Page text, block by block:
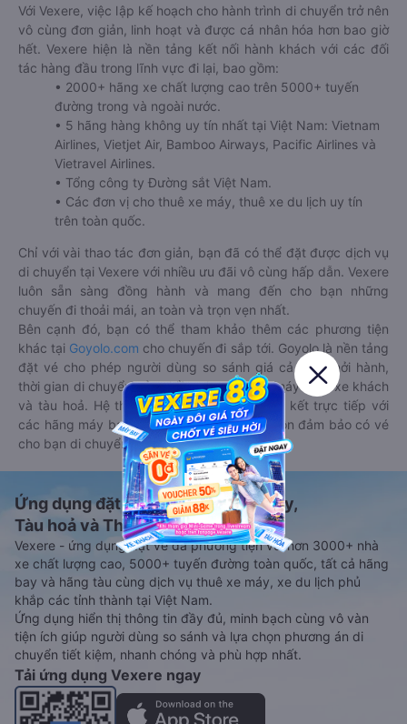
Với Vexere, việc lập kế hoạch cho hành trình di chuyển trở nên
vô cùng đơn giản, linh hoạt và được cá nhân hóa hơn bao giờ
hết. Vexere hiện là nền tảng kết nối hành khách với các đối
tác hàng đầu trong lĩnh vực đi lại, bao gồm:
• 2000+ hãng xe chất lượng cao trên 5000+ tuyến
đường trong và ngoài nước.
• 5 hãng hàng không uy tín nhất tại Việt Nam: Vietnam
Airlines, Vietjet Air, Bamboo Airways, Pacific Airlines và
Vietravel Airlines.
• Tổng công ty Đường sắt Việt Nam.
• Các đơn vị cho thuê xe máy, thuê xe du lịch uy tín
trên toàn quốc.
Chỉ với vài thao tác đơn giản, bạn đã có thể đặt được dịch vụ
di chuyển tại Vexere với nhiều ưu đãi vô cùng hấp dẫn. Vexere
luôn sẵn sàng đồng hành và mang đến cho bạn những
chuyến đi thoải mái, an toàn và trọn vẹn nhất.
Bên cạnh đó, bạn có thể tham khảo thêm các phương tiện
khác tại Goyolo.com cho chuyến đi sắp tới. Goyolo là nền tảng
đặt vé cho phép người dùng so sánh giá cả, giờ khởi hành,
thời gian di chuyển của nhiều phương tiện máy bay, xe khách
và tàu hoả. Hệ thống của Goyolo được liên kết trực tiếp với
các hãng máy bay, xe khách và tàu hoả, luôn đảm bảo có vé
cho bạn di chuyển.
Ứng dụng đặt vé Xe khách, Máy bay,
Tàu hoả và Thuê xe
Vexere - ứng dụng đặt vé đa phương tiện với hơn 3000+ nhà
xe chất lượng cao, 5000+ tuyến đường toàn quốc, tất cả hãng
bay và hãng tàu cùng dịch vụ thuê xe máy, xe du lịch phủ
khắp các tỉnh thành tại Việt Nam.
Ứng dụng hiển thị thông tin đầy đủ, minh bạch cùng vô vàn
tiện ích giúp người dùng so sánh và lựa chọn phương án di
chuyển tiết kiệm, nhanh chóng và phù hợp nhất.
Tải ứng dụng Vexere ngay